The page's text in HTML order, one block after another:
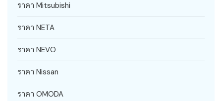
ราคา Mitsubishi
ราคา NETA
ราคา NEVO
ราคา Nissan
ราคา OMODA